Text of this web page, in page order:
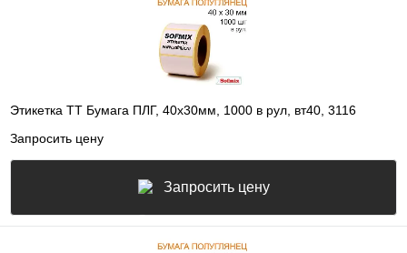
Этикетка ТТ Бумага ПЛГ, 40х30мм, 1000 в рул, вт40, 3116
Запросить цену
Запросить цену